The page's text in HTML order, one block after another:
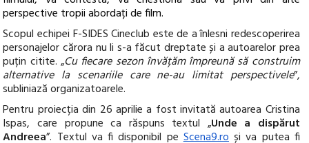
perspective tropii abordați de film.
Scopul echipei F-SIDES Cineclub este de a înlesni redescoperirea
personajelor cărora nu li s-a făcut dreptate și a autoarelor prea
puțin citite. „Cu fiecare sezon învățăm împreună să construim
alternative la scenariile care ne-au limitat perspectivele”,
subliniază organizatoarele.
Pentru proiecția din 26 aprilie a fost invitată autoarea Cristina
Ispas, care propune ca răspuns textul „Unde a dispărut
Andreea”. Textul va fi disponibil peScena9.roși va putea fi